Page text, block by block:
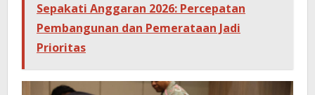
Sepakati Anggaran 2026: Percepatan
Pembangunan dan Pemerataan Jadi
Prioritas